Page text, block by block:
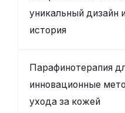
уникальный дизайн
история
Парафинотерапия
инновационные
ухода за кожей